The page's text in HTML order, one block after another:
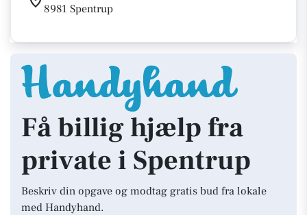
8981 Spentrup
Få billig hjælp fra
private i Spentrup
Beskriv din opgave og modtag gratis bud fra lokale
med Handyhand.